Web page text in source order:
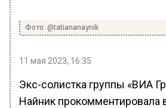
Фото: @tatiananaynik
11 мая 2023, 16:35
Экс-солистка группы «ВИА
Найник прокомментировала